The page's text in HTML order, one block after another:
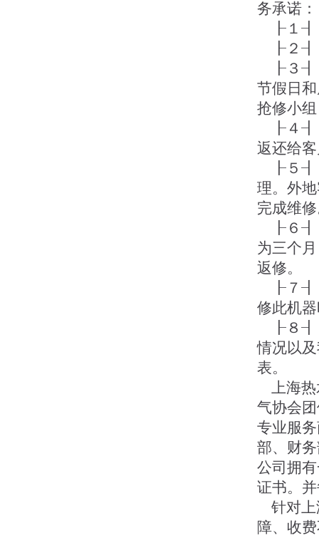
务承诺：
┠１┨
┠２┨
┠３┨
节假日
抢修小
┠４┨
返还给
┠５┨
理。外
完成维
┠６┨
为三个
返修。
┠７┨
修此机
┠８┨
情况以
表。
上海热
气协会
专业服
部、财
公司拥
证书。
针对上
障、收